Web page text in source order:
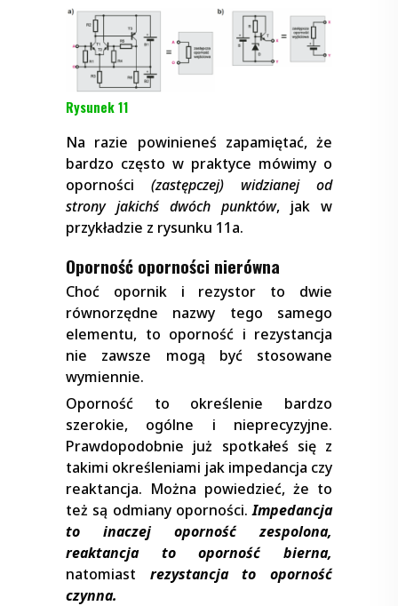
Rysunek 11
Na razie powinieneś zapamiętać, że
bardzo często w praktyce mówimy o
oporności (zastępczej) widzianej od
strony jakichś dwóch punktów, jak w
przykładzie z rysunku 11a.
Oporność oporności nierówna
Choć opornik i rezystor to dwie
równorzędne nazwy tego samego
elementu, to oporność i rezystancja
nie zawsze mogą być stosowane
wymiennie.
Oporność to określenie bardzo
szerokie, ogólne i nieprecyzyjne.
Prawdopodobnie już spotkałeś się z
takimi określeniami jak impedancja czy
reaktancja. Można powiedzieć, że to
też są odmiany oporności.Impedancja
to inaczej oporność zespolona,
reaktancja to oporność bierna,
natomiast rezystancja to oporność
czynna.